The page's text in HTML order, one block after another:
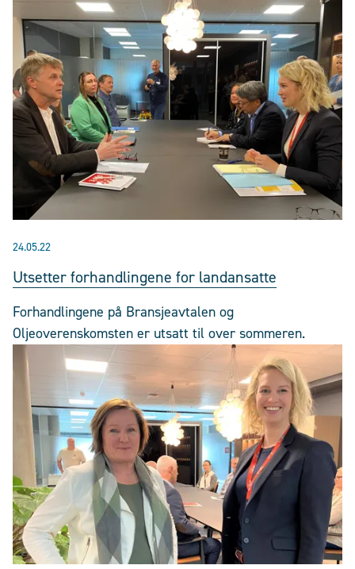
24.05.22
Utsetter forhandlingene for landansatte
Forhandlingene på Bransjeavtalen og
Oljeoverenskomsten er utsatt til over sommeren.